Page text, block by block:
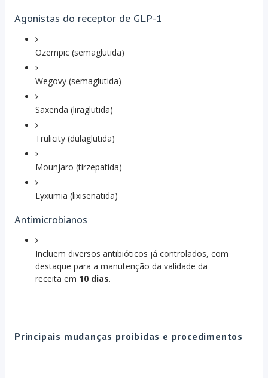
Agonistas do receptor de GLP-1
Ozempic (semaglutida)
Wegovy (semaglutida)
Saxenda (liraglutida)
Trulicity (dulaglutida)
Mounjaro (tirzepatida)
Lyxumia (lixisenatida)
Antimicrobianos
Incluem diversos antibióticos já controlados, com
destaque para a manutenção da validade da
receita em 10 dias.
Principais mudanças proibidas e procedimentos